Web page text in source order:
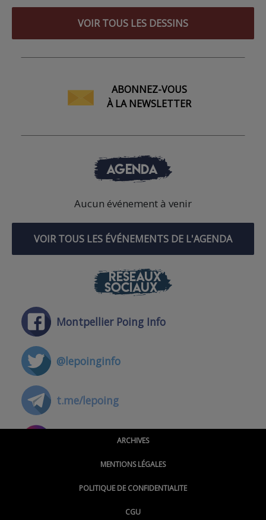
VOIR TOUS LES DESSINS
ABONNEZ-VOUS
À LA NEWSLETTER
AGENDA
Aucun événement à venir
VOIR TOUS LES ÉVÉNEMENTS DE L'AGENDA
RÉSEAUX
SOCIAUX
Montpellier Poing Info
@lepoinginfo
t.me/lepoing
@montpellierpoinginfo
ARCHIVES
MENTIONS LÉGALES
POLITIQUE DE CONFIDENTIALITE
CGU